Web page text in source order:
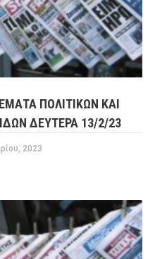
ΠΟΛΙΤΙΚΩΝ ΚΑΙ
ΔΕΥΤΕΡΑ 13/2/23
2023